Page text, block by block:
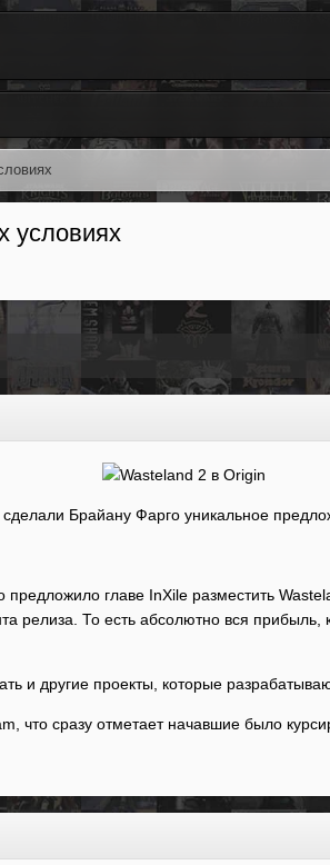
условиях
Брайану Фарго уникальное
главе InXile разместить
релиза. То есть абсолютно вся
и другие проекты, которые
что сразу отметает начавшие было